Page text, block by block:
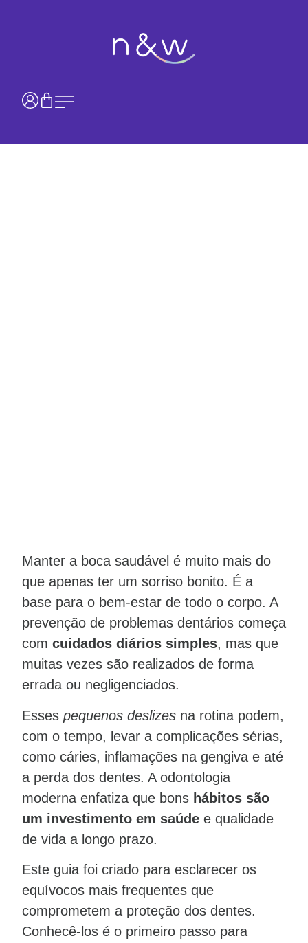
Manter a boca saudável é muito mais do
que apenas ter um sorriso bonito. É a
base para o bem-estar de todo o corpo. A
prevenção de problemas dentários começa
com cuidados diários simples, mas que
muitas vezes são realizados de forma
errada ou negligenciados.
Esses pequenos deslizes na rotina podem,
com o tempo, levar a complicações sérias,
como cáries, inflamações na gengiva e até
a perda dos dentes. A odontologia
moderna enfatiza que bons hábitos são
um investimento em saúde e qualidade
de vida a longo prazo.
Este guia foi criado para esclarecer os
equívocos mais frequentes que
comprometem a proteção dos dentes.
Conhecê-los é o primeiro passo para